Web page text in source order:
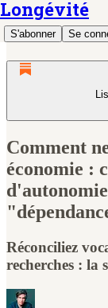
Longévité
S'abonner Se
Comment
économie :
Réconciliez
recherches : la